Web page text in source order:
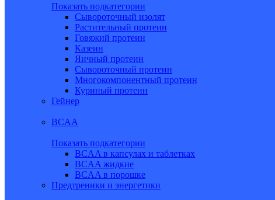
Показать подкатегории
Сывороточный изолят
Растительный протеин
Говяжий протеин
Казеин
Яичный протеин
Сывороточный протеин
Многокомпонентный протеин
Куриный протеин
Гейнер
BCAA
Показать подкатегории
BCAA в капсулах и таблетках
BCAA жидкие
BCAA в порошке
Предтреники и энергетики